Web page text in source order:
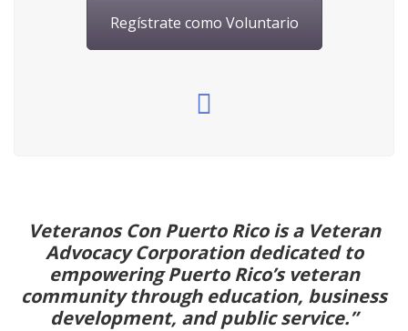
Regístrate como Voluntario
Veteranos Con Puerto Rico is a Veteran
Advocacy Corporation dedicated to
empowering Puerto Rico’s veteran
community through education, business
development, and public service.”